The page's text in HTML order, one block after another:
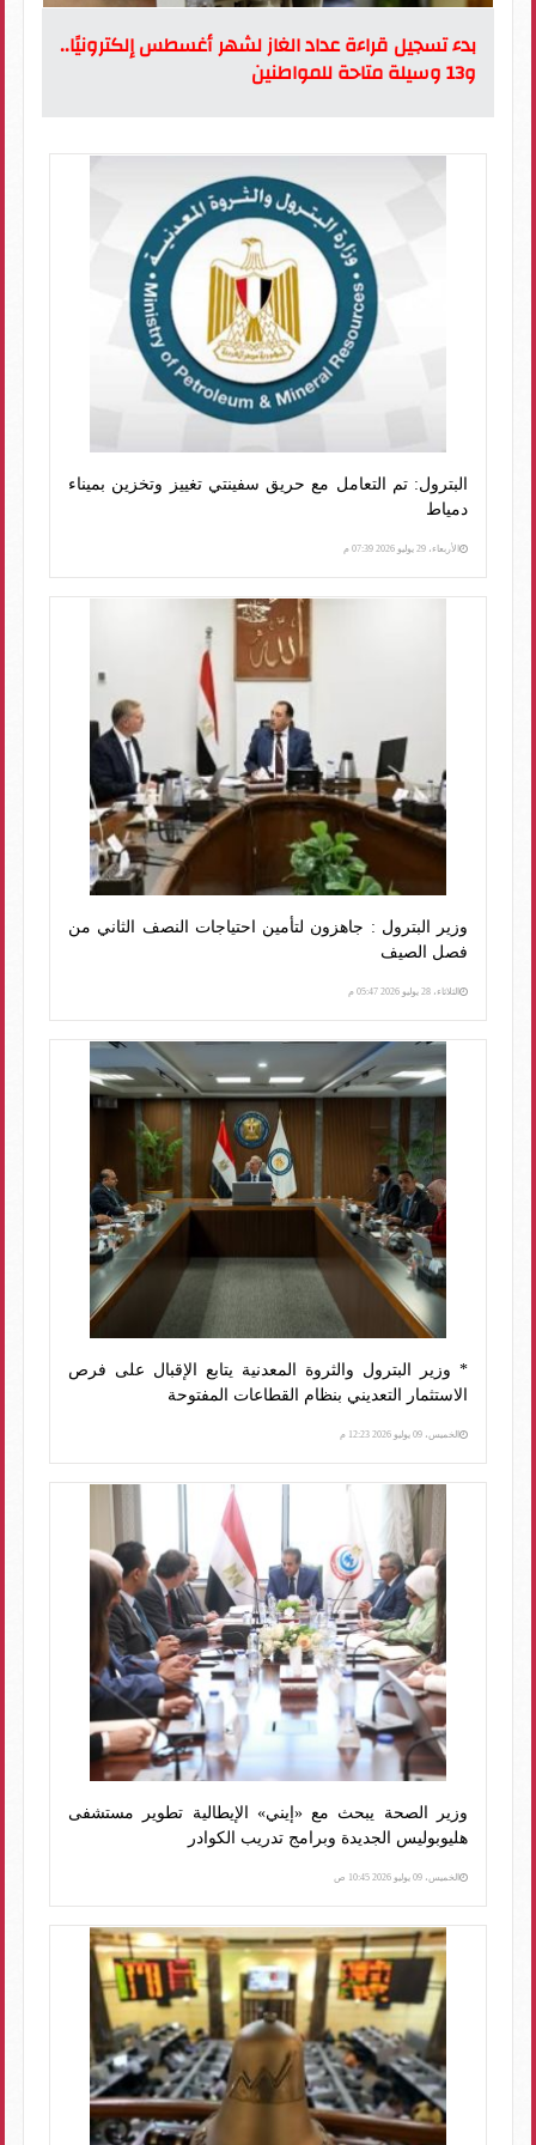
بدء تسجيل قراءة عداد الغاز لشهر أغسطس إلكترونيًا..
و13 وسيلة متاحة للمواطنين
البترول: تم التعامل مع حريق سفينتي تغييز وتخزين بميناء
دمياط
الأربعاء، 29 يوليو 2026 07:39 م
وزير البترول : جاهزون لتأمين احتياجات النصف الثاني من
فصل الصيف
الثلاثاء، 28 يوليو 2026 05:47 م
* وزير البترول والثروة المعدنية يتابع الإقبال على فرص
الاستثمار التعديني بنظام القطاعات المفتوحة
الخميس، 09 يوليو 2026 12:23 م
وزير الصحة يبحث مع «إيني» الإيطالية تطوير مستشفى
هليوبوليس الجديدة وبرامج تدريب الكوادر
الخميس، 09 يوليو 2026 10:45 ص